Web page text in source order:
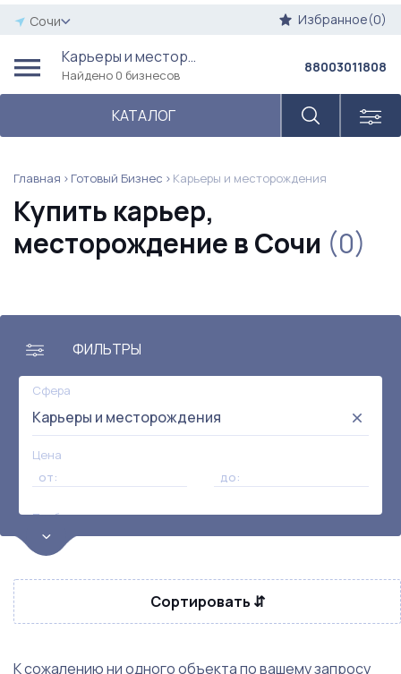
Сочи Избранное(0)
Карьеры и месторождения
Найдено 0 бизнесов
КАТАЛОГ
88003011808
Главная Готовый Бизнес Карьеры и месторождения
Купить карьер,
месторождение в Сочи (0)
ФИЛЬТРЫ
Сфера
Карьеры и месторождения
Цена
от:
до:
Прибыль
Не выбрана
Окупаемость Возраст
Сортировать ⇵
К сожалению ни одного объекта по вашему запросу